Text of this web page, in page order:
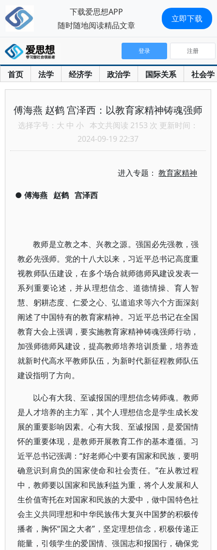
首页 法学 经济学 政治学 国际关系 社会学
登录 注册
傅海燕 赵鹤 宫泽西：以教育家精神铸魂强师
选择字号： 大 中 小 本文共阅读 2153 次 更新时间：
2024-09-19 22:37
进入专题：教育家精神
● 傅海燕 赵鹤 宫泽西
教师是立教之本、兴教之源。强国必先强教，强
教必先强师。党的十八大以来，习近平总书记高度重
视教师队伍建设，在多个场合就师德师风建设发表一
系列重要论述，并从理想信念、道德情操、育人智
慧、躬耕态度、仁爱之心、弘道追求等六个方面深刻
阐述了中国特有的教育家精神。习近平总书记在全国
教育大会上强调，要实施教育家精神铸魂强师行动，
加强师德师风建设，提高教师培养培训质量，培养造
就新时代高水平教师队伍，为新时代新征程教师队伍
建设指明了方向。
以心有大我、至诚报国的理想信念铸师魂。教师
是人才培养的主力军，其个人理想信念是学生成长发
展的重要影响因素。心有大我、至诚报国，是爱国情
怀的重要体现，是教师开展教育工作的基本遵循。习
近平总书记强调：“好老师心中要有国家和民族，要明
确意识到肩负的国家使命和社会责任。”在从教过程
中，教师要以国家和民族利益为重，将个人发展和人
生价值寄托在对国家和民族的大爱中，做中国特色社
会主义共同理想和中华民族伟大复兴中国梦的积极传
播者，胸怀“国之大者”，坚定理想信念，积极传递正
能量，引领学生的爱国情、强国志和报国行，确保党
下载爱思想APP
随时随地阅读精品文章
立即下载